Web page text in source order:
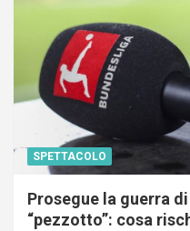
SPETTACOLO
Prosegue la guerra
“pezzotto”: cosa